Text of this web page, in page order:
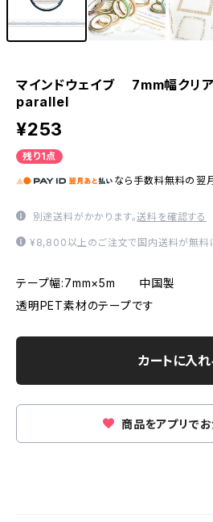
マインドウェイブ 7mm幅クリ
parallel
¥253
残り1点
なら 手数料無料の 翌
別途送料がかかります。送料を確認する
¥8,800以上のご注文で国内送料が無料
テープ幅:7mm×5m 中国製
透明PET素材のテープです
カートに入れ
商品をアプリで